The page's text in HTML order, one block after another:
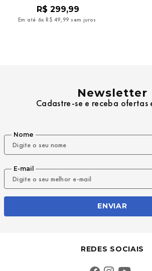
R$ 299,99
Em até 6x R$ 49, 99 sem juros
Newsletter
Cadastre-se e receba ofertas
Nome
E-mail
ENVIAR
REDES SOCIAIS